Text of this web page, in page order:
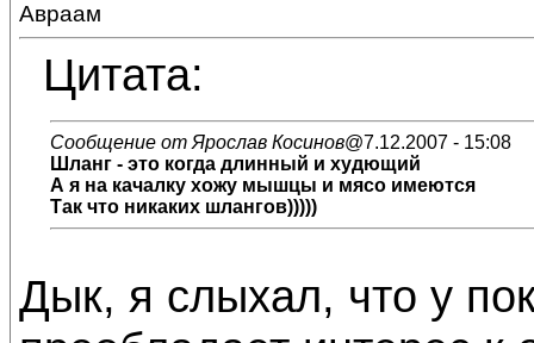
Авраам
Цитата:
Сообщение от Ярослав Косинов@7.12.2007 - 15:08
Шланг - это когда длинный и худющий
А я на качалку хожу мышцы и мясо имеются
Так что никаких шлангов)))))
Дык, я слыхал, что у